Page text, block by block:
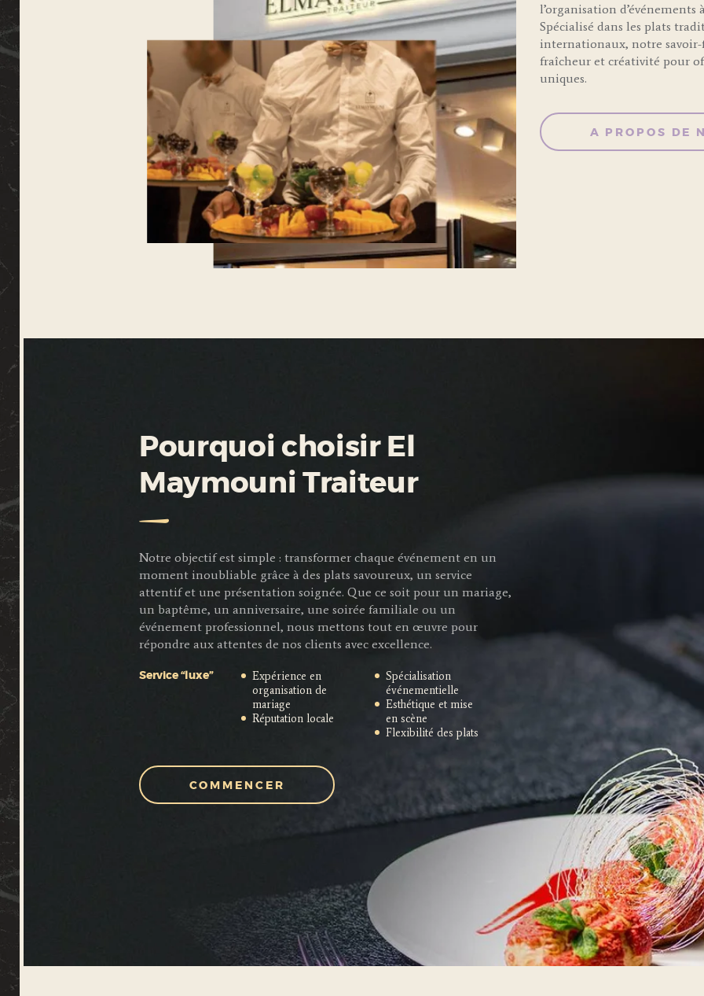
l’organisation d’événements
Spécialisé dans les plats
internationaux, notre
fraîcheur et créativité pour
uniques.
A PROPOS DE
Pourquoi choisir El
Maymouni Traiteur
Notre objectif est simple : transformer chaque événement en un
moment inoubliable grâce à des plats savoureux, un service
attentif et une présentation soignée. Que ce soit pour un mariage,
un baptême, un anniversaire, une soirée familiale ou un
événement professionnel, nous mettons tout en œuvre pour
répondre aux attentes de nos clients avec excellence.
Service “luxe”
Expérience en
organisation de
mariage
Réputation locale
Spécialisation
événementielle
Esthétique et mise
en scène
Flexibilité des plats
COMMENCER